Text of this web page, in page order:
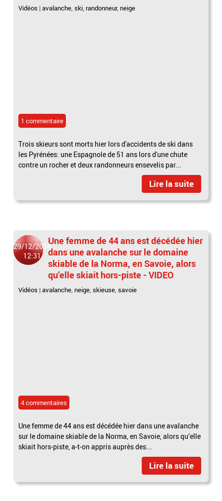
Vidéos |avalanche,ski, randonneur, neige
1 commentaire
Trois skieurs sont morts hier lors d'accidents de ski dans
les Pyrénées: une Espagnole de 51 ans lors d'une chute
contre un rocher et deux randonneurs ensevelis par...
Lire la suite
29/12/2024
12:31
Une femme de 44 ans est décédée hier
dans une avalanche sur le domaine
skiable de la Norma, en Savoie, alors
qu’elle skiait hors-piste - VIDEO
Vidéos |avalanche, neige,skieuse,savoie
4 commentaires
Une femme de 44 ans est décédée hier dans une avalanche
sur le domaine skiable de la Norma, en Savoie, alors qu’elle
skiait hors-piste, a-t-on appris auprès des...
Lire la suite